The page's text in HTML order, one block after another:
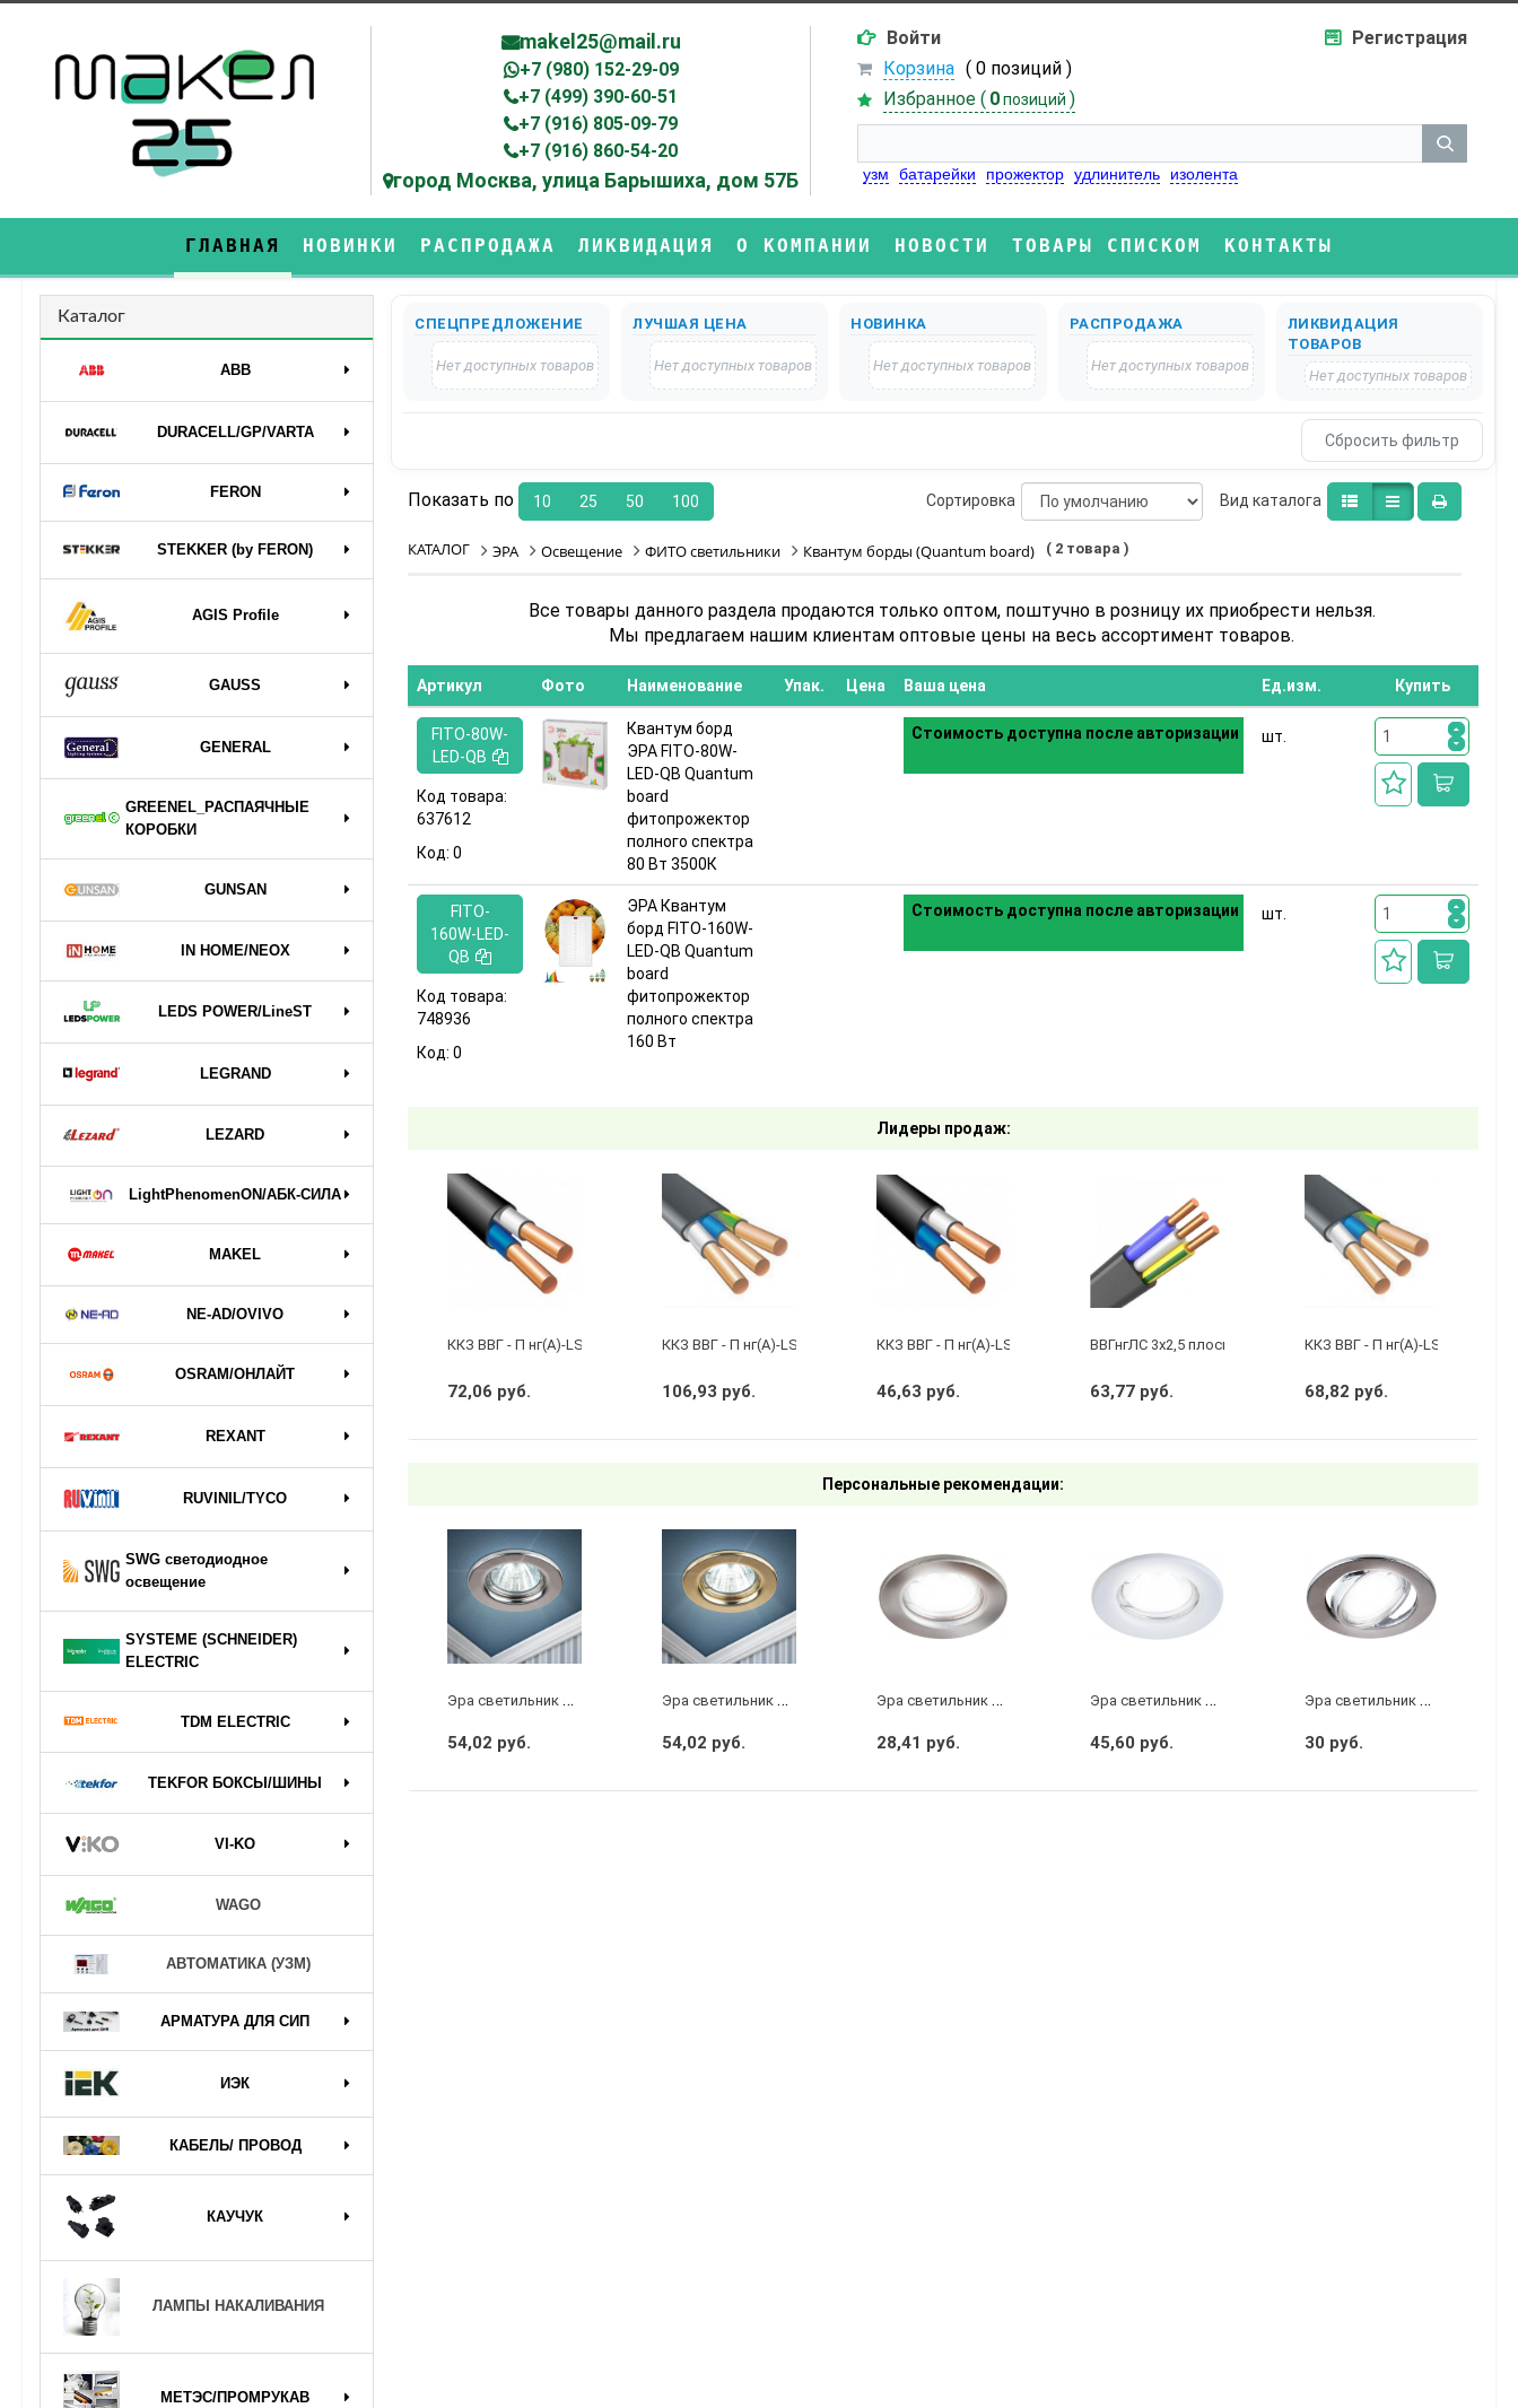
makel25@mail.ru
+7 (980) 152-29-09
+7 (499) 390-60-51
+7 (916) 805-09-79
+7 (916) 860-54-20
город Москва, улица Барышиха, дом 57Б
Войти
Регистрация
Корзина ( 0 позиций )
Избранное ( 0 позиций )
узм батарейки прожектор удлинитель изолента
ГЛАВНАЯ НОВИНКИ РАСПРОДАЖА ЛИКВИДАЦИЯ О КОМПАНИИ НОВОСТИ ТОВАРЫ СПИСКОМ КОНТАКТЫ
Каталог
ABB
DURAСELL/GP/VARTA
FERON
STEKKER (by FERON)
AGIS Profile
GAUSS
GENERAL
GREENEL_РАСПАЯЧНЫЕ
КОРОБКИ
GUNSAN
IN HOME/NEOX
LEDS POWER/LineST
LEGRAND
LEZARD
LightPhenomenON/АБК-СИЛА
MAKEL
NE-AD/OVIVO
OSRAM/ОНЛАЙТ
REXANT
RUVINIL/TYCO
SWG светодиодное
освещение
SYSTEME (SCHNEIDER)
ELECTRIC
TDM ELECTRIC
TEKFOR БОКСЫ/ШИНЫ
VI-KO
WAGO
АВТОМАТИКА (УЗМ)
АРМАТУРА ДЛЯ СИП
ИЭК
КАБЕЛЬ/ ПРОВОД
КАУЧУК
ЛАМПЫ НАКАЛИВАНИЯ
МЕТЭС/ПРОМРУКАВ
СПЕЦПРЕДЛОЖЕНИЕ
Нет доступных товаров
ЛУЧШАЯ ЦЕНА
Нет доступных товаров
НОВИНКА
Нет доступных товаров
РАСПРОДАЖА
Нет доступных товаров
ЛИКВИДАЦИЯ
ТОВАРОВ
Нет доступных товаров
Показать по 10 25 50 100 Bид каталога
Сортировка
КАТАЛОГ ЭРА Освещение ФИТО светильники Квантум борды (Quantum board) ( 2 товара )
Все товары данного раздела продаются только оптом, поштучно в розницу их приобрести нельзя.
Мы предлагаем нашим клиентам оптовые цены на весь ассортимент товаров.
Артикул Фото Наименование Упак. Цена Ваша цена Ед.изм. Купить
FITO-80W-
LED-QB
Код товара:
637612
Код: 0
Квантум борд
ЭРА FITO-80W-
LED-QB Quantum
board
фитопрожектор
полного спектра
80 Вт 3500К
Стоимость доступна после авторизации шт.
FITO-
160W-LED-
QB
Код товара:
748936
Код: 0
ЭРА Квантум
борд FITO-160W-
LED-QB Quantum
board
фитопрожектор
полного спектра
160 Вт
Стоимость доступна после авторизации шт.
Лидеры продаж:
ККЗ ВВГ - П нг(А)-LS 2 х 2,5 ГОСТ
72,06 руб.
ККЗ ВВГ - П нг(А)-LS 3 х 2,5 ГОСТ
106,93 руб.
ККЗ ВВГ - П нг(А)-LS 2 х 1,5 ГОСТ
46,63 руб.
ВВГнгЛС 3x2,5 плоский черный
63,77 руб.
ККЗ ВВГ - П нг(А)-LS 3 х 1,5
68,82 руб.
Персональные рекомендации:
Э
ра светильник штампованный MR16 хром
54,02 руб.
Э
ра светильник штампованный MR16 золото
54,02 руб.
Э
ра светильник штампованный MR16 сатин никель
28,41 руб.
Э
ра светильник штампованный MR16 белый
45,60 руб.
Э
ра светильник штампованный поворотный MR16 хром
30 руб.